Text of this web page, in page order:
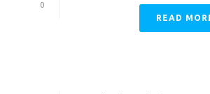
0
READ